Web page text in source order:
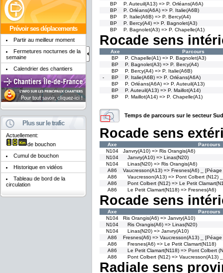
Prévoir ses déplacements
Partir au meilleur moment
Fermetures nocturnes de la
semaine
Calendrier des chantiers
Plus sur le trafic
Actuellement:
de bouchon
Cumul de bouchon
Historique en vidéos
Tableau de bord de la
circulation
BP
P. Auteuil(A13) => P. Orléans(A6A)
BP
P. Orléans(A6A) => P. Italie(A6B)
BP
P. Italie(A6B) => P. Bercy(A4)
BP
P. Bercy(A4) => P. Bagnolet(A3)
BP
P. Bagnolet(A3) => P. Chapelle(A1)
Rocade sens
Axe
Parcours
BP
P. Chapelle(A1) => P. Bagnolet(A3)
BP
P. Bagnolet(A3) => P. Bercy(A4)
BP
P. Bercy(A4) => P. Italie(A6B)
-
BP
P. Italie(A6B) => P. Orléans(A6A)
BP
P. Orléans(A6A) => P. Auteuil(A13)
BP
P. Auteuil(A13) => P. Maillot(A14)
BP
P. Maillot(A14) => P. Chapelle(A1)
Temps de parcours sur le secteur
Rocade sens
Axe
Parcours
N104
Janvry(A10) => Ris Orangis(A6)
N104
Janvry(A10) => Linas(N20)
N104
Linas(N20) => Ris Orangis(A6)
A86
Vaucresson(A13) => Fresnes(A6) _
A86
Vaucresson(A13) => Pont Colbert (N12)
A86
Pont Colbert (N12) => Le Petit
A86
Le Petit Clamart(N118) => Fresnes(A6)
Rocade sens
Axe
Parcours
N104
Ris Orangis(A6) => Janvry(A10)
N104
Ris Orangis(A6) => Linas(N20)
N104
Linas(N20) => Janvry(A10)
A86
Fresnes(A6) => Vaucresson(A13) _
A86
Fresnes(A6) => Le Petit Clamart(N118)
A86
Le Petit Clamart(N118) => Pont Colbert
A86
Pont Colbert (N12) => Vaucresson(A13)
Radiale sens